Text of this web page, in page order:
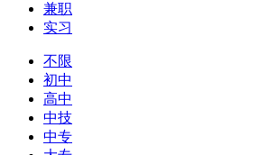
兼职
实习
不限
初中
高中
中技
中专